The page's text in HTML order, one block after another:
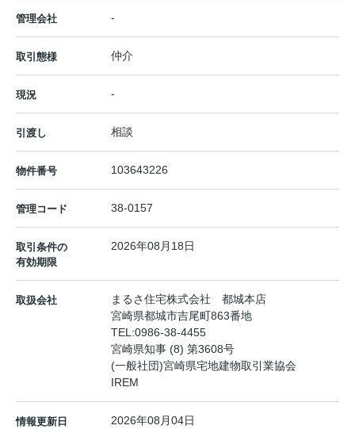
管理会社 -
取引態様 仲介
現況 -
引渡し 相談
物件番号 103643226
管理コード 38-0157
取引条件の
有効期限
2026年08月18日
取扱会社
まるさ住宅株式会社 都城本店
宮崎県都城市吉尾町863番地
TEL:0986-38-4455
宮崎県知事 (8) 第3608号
(一般社団)宮崎県宅地建物取引業協会
IREM
情報更新日 2026年08月04日